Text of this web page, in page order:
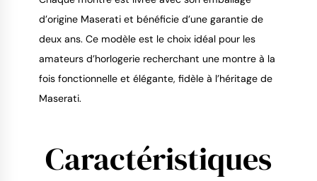
d’origine Maserati et bénéficie d’une garantie de
deux ans. Ce modèle est le choix idéal pour les
amateurs d’horlogerie recherchant une montre à la
fois fonctionnelle et élégante, fidèle à l’héritage de
Maserati.
Caractéristiques